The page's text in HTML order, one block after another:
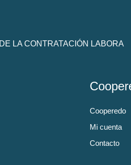
LA CONTRATACIÓN LABORA
Cooperedo
Mi cuenta
Contacto